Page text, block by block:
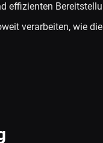
effizienten
verarbeiten, wie